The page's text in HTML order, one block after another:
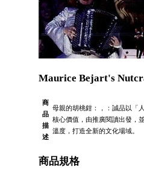
Maurice Bejart's
商
品
描
述
母親的胡桃鉗：，：誠品以「
核心價值，由推廣閱讀出發，
溫度，打造全新的文化場域。
商品規格